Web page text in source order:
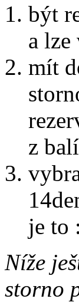
být
a
mít
z
je to
Níže
storno